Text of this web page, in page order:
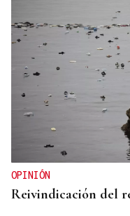
OPINIÓN
Reivindicación del